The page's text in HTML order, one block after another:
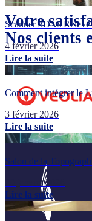
Scanner 3D vs
4 février 2026
Lire la suite
Comment intégrer le
3 février 2026
Lire la suite
Salon de la
29 janvier 2026
Lire la suite
Votre
Nos clients